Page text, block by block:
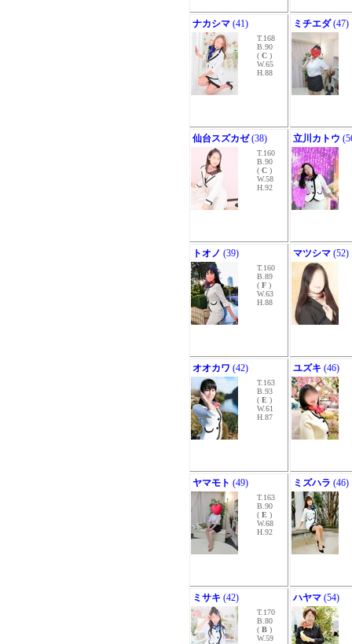
ナカシマ (41)
T.168
B.90
( C )
W.65
H.88
ミチエダ(47)
仙台スズカゼ(38)
T.160
B.90
( C )
W.58
H.92
立川カトウ
トオノ (39)
T.160
B.89
( F )
W.63
H.88
マツシマ (52)
オオカワ (42)
T.163
B.93
( E )
W.61
H.87
ユズキ (46)
ヤマモト (49)
T.163
B.90
( E )
W.68
H.92
ミズハラ (46)
ミサキ (42)
T.170
B.80
( B )
W.59
ハヤマ (54)